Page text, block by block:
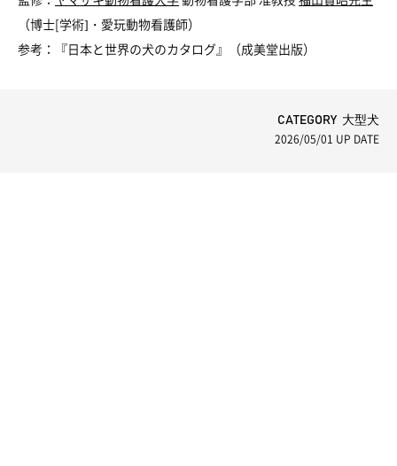
（博士[学術]・愛玩動物看護師）
参考：『日本と世界の犬のカタログ』（成美堂出版）
CATEGORY 大型犬
2026/05/01 UP DATE